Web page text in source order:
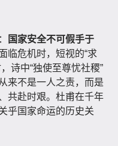
国家安全不可假手于
临危机时，短视的“求
诗中“独使至尊忧社稷”
来不是一人之责，而是
共赴时艰。杜甫在千年
乎国家命运的历史关